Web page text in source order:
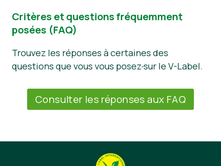
Critères et questions fréquemment
posées (FAQ)
Trouvez les réponses à certaines des
questions que vous vous posez sur le V-Label.
Consulter les réponses aux FAQ